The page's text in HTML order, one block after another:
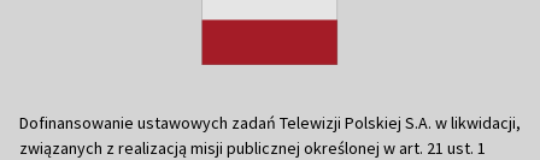
Dofinansowanie ustawowych zadań Telewizji Polskiej S.A. w likwidacji,
związanych z realizacją misji publicznej określonej w art. 21 ust. 1